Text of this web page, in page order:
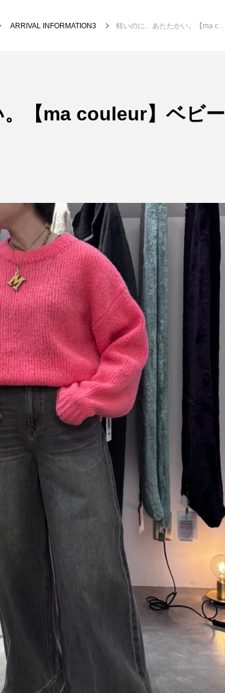
ARRIVAL INFORMATION3 軽いのに、あたたかい。【ma couleur】ベビーアルパカニット
【ma couleur】ベビー
～【CLOC
今ならこう着る